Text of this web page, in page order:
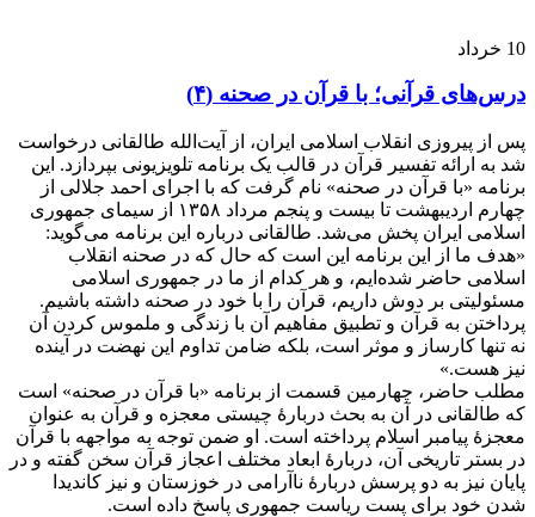
10 خرداد
درس‌های قرآنی؛ با قرآن در صحنه (۴)
پس از پیروزی انقلاب اسلامی ایران، از آیت‌الله طالقانی درخواست
شد به ارائه تفسیر قرآن در قالب یک برنامه تلویزیونی بپردازد. این
برنامه «با قرآن در صحنه» نام گرفت که با اجرای احمد جلالی از
چهارم اردیبهشت تا بیست و پنجم مرداد ۱۳۵۸ از سیمای جمهوری
اسلامی ایران پخش می‌شد. طالقانی درباره این برنامه می‌گوید:
«هدف ما از این برنامه این است که حال که در صحنه انقلاب
اسلامی حاضر شده‌ایم، و هر کدام از ما در جمهوری اسلامی
مسئولیتی بر دوش داریم، قرآن را با خود در صحنه داشته باشیم.
پرداختن به قرآن و تطبیق مفاهیم آن با زندگی و ملموس کردن آن
نه تنها کارساز و موثر است، بلکه ضامن تداوم این نهضت در آینده
نیز هست.»
مطلب حاضر، چهارمین قسمت از برنامه «با قرآن در صحنه» است
که طالقانی در آن به بحث دربارۀ چیستی معجزه و قرآن به عنوان
معجزۀ پیامبر اسلام پرداخته است. او ضمن توجه به مواجهه با قرآن
در بستر تاریخی آن، دربارۀ ابعاد مختلف اعجاز قرآن سخن گفته و در
پایان نیز به دو پرسش دربارۀ ناآرامی در خوزستان و نیز کاندیدا
شدن خود برای پست ریاست جمهوری پاسخ داده است.